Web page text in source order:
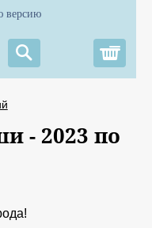
версию
- 2023 по